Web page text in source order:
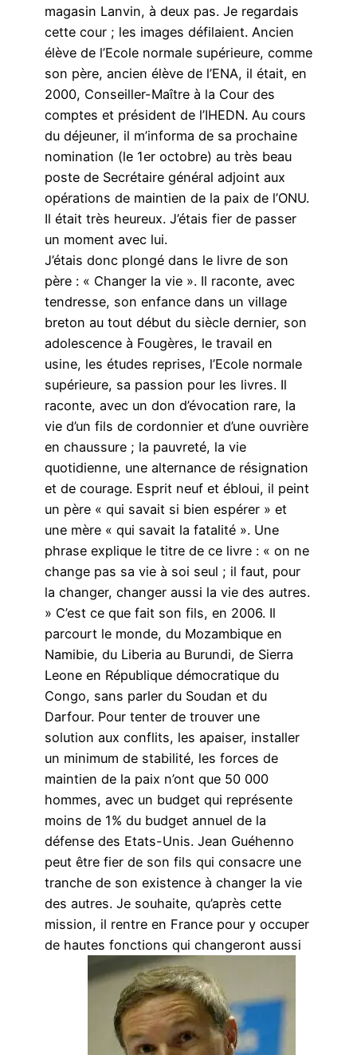
magasin Lanvin, à deux pas. Je regardais
cette cour ; les images défilaient. Ancien
élève de l’Ecole normale supérieure, comme
son père, ancien élève de l’ENA, il était, en
2000, Conseiller-Maître à la Cour des
comptes et président de l’IHEDN. Au cours
du déjeuner, il m’informa de sa prochaine
nomination (le 1er octobre) au très beau
poste de Secrétaire général adjoint aux
opérations de maintien de la paix de l’ONU.
Il était très heureux. J’étais fier de passer
un moment avec lui.
J’étais donc plongé dans le livre de son
père : « Changer la vie ». Il raconte, avec
tendresse, son enfance dans un village
breton au tout début du siècle dernier, son
adolescence à Fougères, le travail en
usine, les études reprises, l’Ecole normale
supérieure, sa passion pour les livres. Il
raconte, avec un don d’évocation rare, la
vie d’un fils de cordonnier et d’une ouvrière
en chaussure ; la pauvreté, la vie
quotidienne, une alternance de résignation
et de courage. Esprit neuf et ébloui, il peint
un père « qui savait si bien espérer » et
une mère « qui savait la fatalité ». Une
phrase explique le titre de ce livre : « on ne
change pas sa vie à soi seul ; il faut, pour
la changer, changer aussi la vie des autres.
» C’est ce que fait son fils, en 2006. Il
parcourt le monde, du Mozambique en
Namibie, du Liberia au Burundi, de Sierra
Leone en République démocratique du
Congo, sans parler du Soudan et du
Darfour. Pour tenter de trouver une
solution aux conflits, les apaiser, installer
un minimum de stabilité, les forces de
maintien de la paix n’ont que 50 000
hommes, avec un budget qui représente
moins de 1% du budget annuel de la
défense des Etats-Unis. Jean Guéhenno
peut être fier de son fils qui consacre une
tranche de son existence à changer la vie
des autres. Je souhaite, qu’après cette
mission, il rentre en France pour y occuper
de hautes fonctions qui changeront aussi